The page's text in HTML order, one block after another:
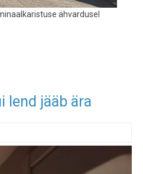
ähvardusel
lend jääb ära